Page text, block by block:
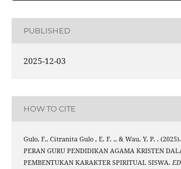
PUBLISHED
2025-12-03
HOW TO CITE
Gulo, F., Citranita Gulo , E. F. ., & Wau, Y. P. .
PERAN GURU PENDIDIKAN AGAMA KRISTEN
PEMBENTUKAN KARAKTER SPIRITUAL SISWA.